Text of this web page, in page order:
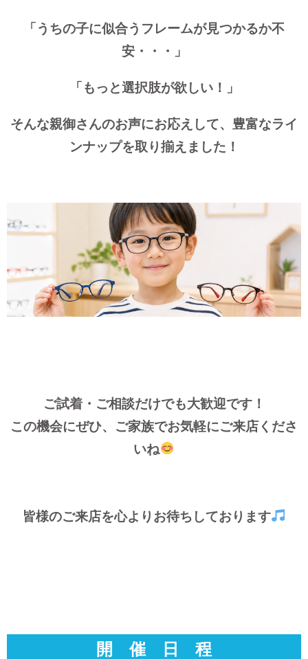
「うちの子に似合うフレームが見つかるか不
安・・・」
「もっと選択肢が欲しい！」
そんな親御さんのお声にお応えして、豊富なライ
ンナップを取り揃えました！
ご試着・ご相談だけでも大歓迎です！
この機会にぜひ、ご家族でお気軽にご来店くださ
いね
皆様のご来店を心よりお待ちしております
開 催 日 程